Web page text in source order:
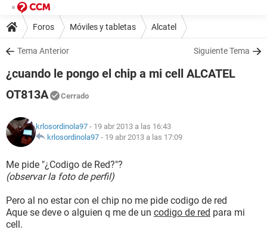
Foros Móviles y tabletas Alcatel
Tema Anterior Siguiente Tema
¿cuando le pongo el chip a mi cell ALCATEL
OT813A
Cerrado
krlosordinola97 - 19 abr 2013 a las 16:43
krlosordinola97 - 19 abr 2013 a las 17:09
Me pide "¿Codigo de Red?"?
(observar la foto de perfil)
Pero al no estar con el chip no me pide codigo de red
Aque se deve o alguien q me de un codigo de red para mi
cell.